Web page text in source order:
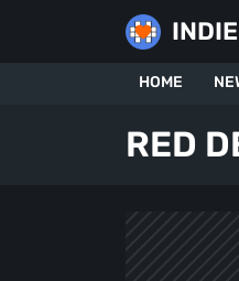
HOME
RED